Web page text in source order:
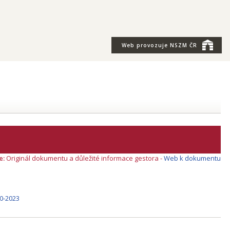
Web provozuje NSZM ČR
Originál dokumentu a důležité informace gestora -Web k dokumentu
2023